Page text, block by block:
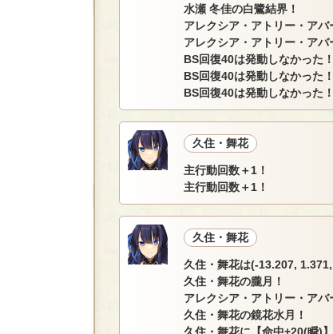
水瀬 冬佳の白鷺結界！
アレクシア・アトリー・ア
アレクシア・アトリー・ア
BS回復40は発動しなかった！
BS回復40は発動しなかった！
BS回復40は発動しなかった！
久住・舞花
主行動回数＋1！
主行動回数＋1！
久住・舞花
久住・舞花は(-13.207,
久住・舞花の朧月！
アレクシア・アトリー・アバ
久住・舞花の鏡花水月！